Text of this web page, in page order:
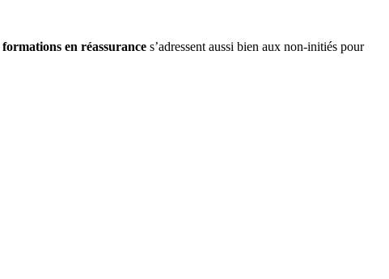
formations en réassurance s’adressent aussi bien aux non-initiés pour